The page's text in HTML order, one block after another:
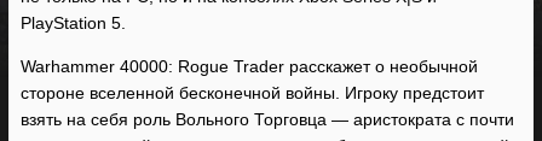
PlayStation 5.
Warhammer 40000: Rogue Trader расскажет о необычной
стороне вселенной бесконечной войны. Игроку предстоит
взять на себя роль Вольного Торговца — аристократа с почти